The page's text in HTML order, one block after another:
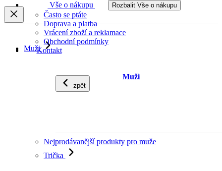
Vše o nákupu
Rozbalit Vše o nákupu
Často se ptáte
Doprava a platba
Vrácení zboží a reklamace
Obchodní podmínky
Kontakt
Muži
zpět
Muži
Nejprodávanější produkty pro muže
Trička